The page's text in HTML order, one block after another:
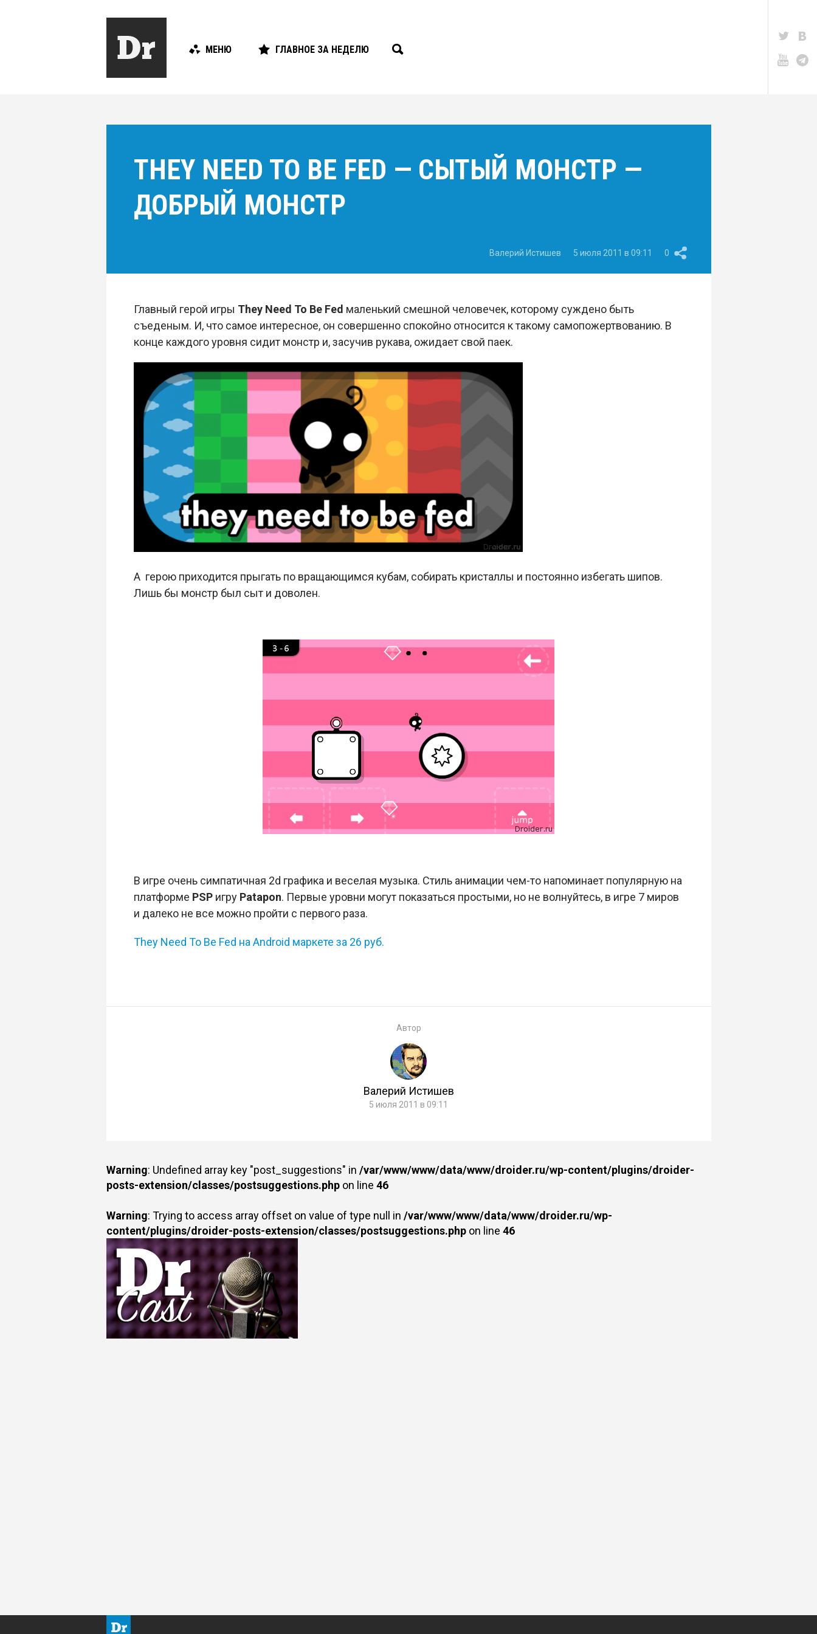
МЕНЮ ГЛАВНОЕ ЗА НЕДЕЛЮ
THEY NEED TO BE FED — СЫТЫЙ МОНСТР —
ДОБРЫЙ МОНСТР
Валерий Истишев 5 июля 2011 в 09:11 0
Главный герой игры They Need To Be Fed маленький смешной человечек, которому суждено быть
съеденым. И, что самое интересное, он совершенно спокойно относится к такому самопожертвованию. В
конце каждого уровня сидит монстр и, засучив рукава, ожидает свой паек.
А герою приходится прыгать по вращающимся кубам, собирать кристаллы и постоянно избегать шипов.
Лишь бы монстр был сыт и доволен.
В игре очень симпатичная 2d графика и веселая музыка. Стиль анимации чем-то напоминает популярную на
платформе PSPигру Patapon. Первые уровни могут показаться простыми, но не волнуйтесь, в игре 7 миров
и далеко не все можно пройти с первого раза.
They Need To Be Fed на Android маркете за 26 руб.
Автор
Валерий Истишев
5 июля 2011 в 09:11
Warning: Undefined array key "post_suggestions" in /var/www/www/data/www/droider.ru/wp-content/plugins/droider-
posts-extension/classes/postsuggestions.phpon line 46
Warning: Trying to access array offset on value of type null in /var/www/www/data/www/droider.ru/wp-
content/plugins/droider-posts-extension/classes/postsuggestions.phpon line 46